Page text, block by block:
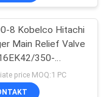
10
8 Kobelco Hitachi
Main Relief Valve
350-
260-512
T
price MOQ:1 PC